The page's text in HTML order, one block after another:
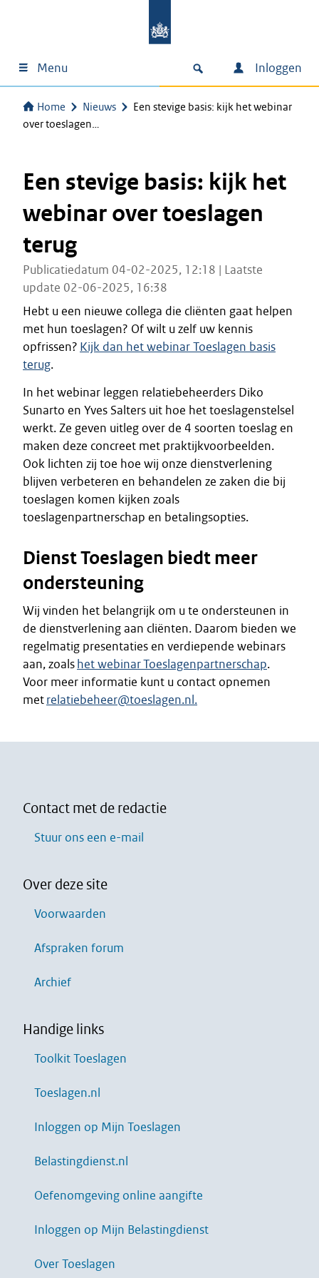
Menu Inloggen
Home Nieuws
Een stevige basis: kijk het webinar
over toeslagen…
Een stevige basis: kijk het
webinar over toeslagen
terug
Publicatiedatum 04-02-2025, 12:18 | Laatste
update 02-06-2025, 16:38
Hebt u een nieuwe collega die cliënten gaat helpen
met hun toeslagen? Of wilt u zelf uw kennis
opfrissen? Kijk dan het webinar Toeslagen basis
terug.
In het webinar leggen relatiebeheerders Diko
Sunarto en Yves Salters uit hoe het toeslagenstelsel
werkt. Ze geven uitleg over de 4 soorten toeslag en
maken deze concreet met praktijkvoorbeelden.
Ook lichten zij toe hoe wij onze dienstverlening
blijven verbeteren en behandelen ze zaken die bij
toeslagen komen kijken zoals
toeslagenpartnerschap en betalingsopties.
Dienst Toeslagen biedt meer
ondersteuning
Wij vinden het belangrijk om u te ondersteunen in
de dienstverlening aan cliënten. Daarom bieden we
regelmatig presentaties en verdiepende webinars
aan, zoals het webinar Toeslagenpartnerschap.
Voor meer informatie kunt u contact opnemen
metrelatiebeheer@toeslagen.nl.
Contact met de redactie
Stuur ons een e-mail
Over deze site
Voorwaarden
Afspraken forum
Archief
Handige links
Toolkit Toeslagen
Toeslagen.nl
Inloggen op Mijn Toeslagen
Belastingdienst.nl
Oefenomgeving online aangifte
Inloggen op Mijn Belastingdienst
Over Toeslagen